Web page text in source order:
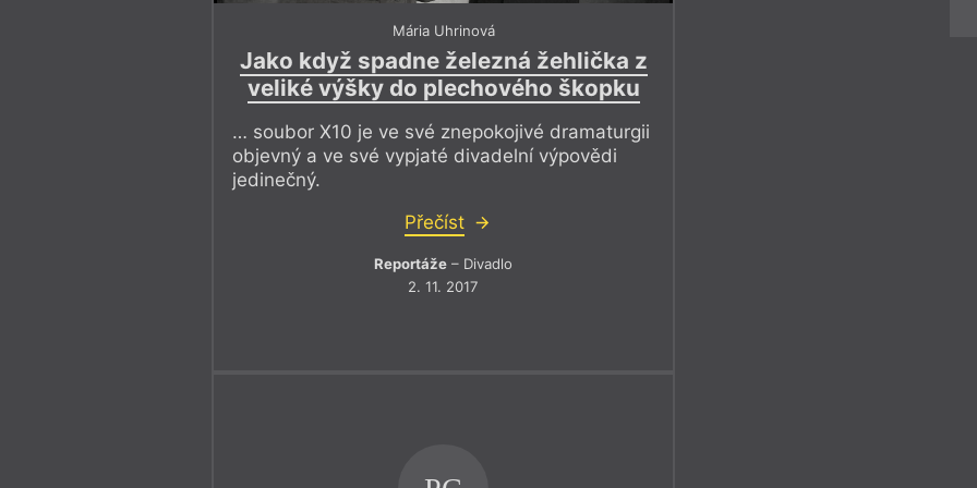
Mária Uhrinová
Jako když spadne železná žehlička z
veliké výšky do plechového škopku
… soubor X10 je ve své znepokojivé dramaturgii
objevný a ve své vypjaté divadelní výpovědi
jedinečný.
Přečíst
Reportáže – Divadlo
2. 11. 2017